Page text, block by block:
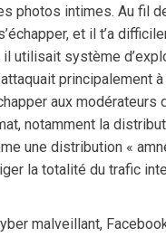
photos intimes. Au fil
et il t’a
utilisait système
aux
notamment la
une distribution «
la totalité du trafic
malveillant,